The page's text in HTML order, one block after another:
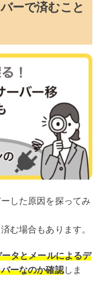
ーで済むこと
した原因を探ってみ
む場合もあります。
タとメールによるデ
ーなのか確認しま